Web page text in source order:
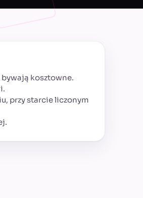
kosztowne.
przy starcie liczonym